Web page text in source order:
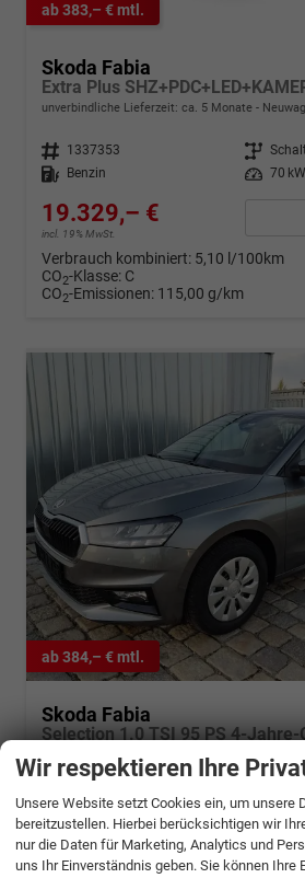
ab 383,– € mtl.
Skoda Fabia
unverbindliche Lieferzeit: ca. 5 Monate
Fahrzeugnr. 1337353 Getriebe
Kraftstoff
Benzin Leistung 70
19.329,– €
incl. 19% MwSt.
Verbrauch kombiniert: 5,10 l/100km
CO2-Klasse: C
CO2-Emissionen: 115,00 g/km
ab 384,– € mtl.
Skoda Fabia
unverbindliche Lieferzeit: 4 Monate Neuwagen
Fahrzeugnr. 1349551 Getriebe
Kraftstoff Benzin Außenfarbe
Leistung
70 kW (95 PS) Kilometerstand 10
Wir respektieren Ihre
Unsere Website setzt Cookies ein, um unsere
bereitzustellen. Hierbei berücksichtigen wir
nur die Daten für Marketing, Analytics und
uns Ihr Einverständnis geben. Sie können Ihre